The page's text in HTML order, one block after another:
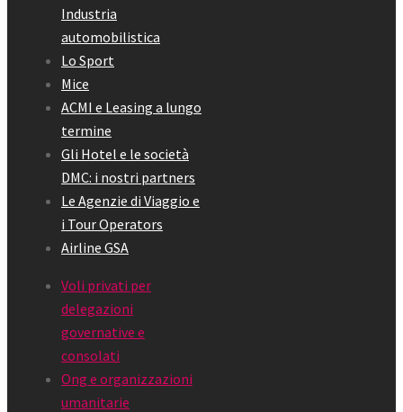
Industria
automobilistica
Lo Sport
Mice
ACMI e Leasing a lungo
termine
Gli Hotel e le società
DMC: i nostri partners
Le Agenzie di Viaggio e
i Tour Operators
Airline GSA
Voli privati per
delegazioni
governative e
consolati
Ong e organizzazioni
umanitarie